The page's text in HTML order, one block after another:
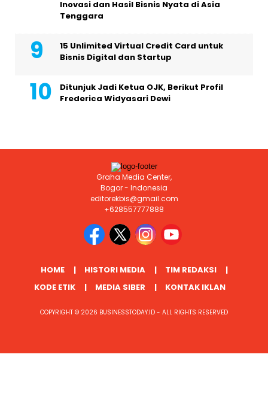
Inovasi dan Hasil Bisnis Nyata di Asia
Tenggara
15 Unlimited Virtual Credit Card untuk
Bisnis Digital dan Startup
Ditunjuk Jadi Ketua OJK, Berikut Profil
Frederica Widyasari Dewi
Graha Media Center,
Bogor - Indonesia
editorekbis@gmail.com
+628557777888
HOME HISTORI MEDIA
TIM REDAKSI
KODE ETIK
MEDIA SIBER KONTAK IKLAN
COPYRIGHT © 2026 BUSINESSTODAY.ID - ALL RIGHTS RESERVED